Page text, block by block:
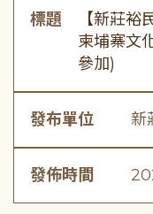
標題
【新莊
柬埔寨文
參加)
發布單位 新
發佈時間